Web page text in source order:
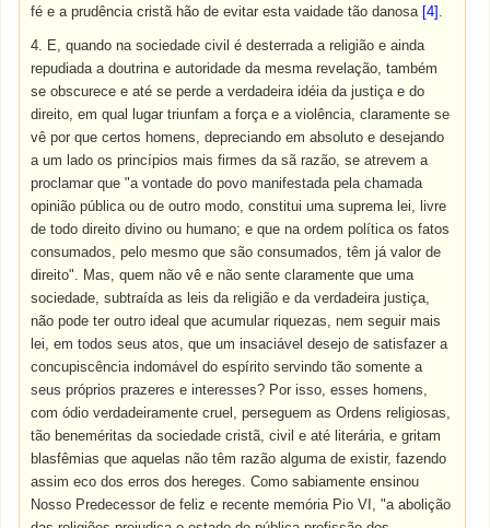
fé e a prudência cristã hão de evitar esta vaidade tão danosa [4] .
4. E, quando na sociedade civil é desterrada a religião e ainda
repudiada a doutrina e autoridade da mesma revelação, também
se obscurece e até se perde a verdadeira idéia da justiça e do
direito, em qual lugar triunfam a força e a violência, claramente se
vê por que certos homens, depreciando em absoluto e desejando
a um lado os princípios mais firmes da sã razão, se atrevem a
proclamar que "a vontade do povo manifestada pela chamada
opinião pública ou de outro modo, constitui uma suprema lei, livre
de todo direito divino ou humano; e que na ordem política os fatos
consumados, pelo mesmo que são consumados, têm já valor de
direito". Mas, quem não vê e não sente claramente que uma
sociedade, subtraída as leis da religião e da verdadeira justiça,
não pode ter outro ideal que acumular riquezas, nem seguir mais
lei, em todos seus atos, que um insaciável desejo de satisfazer a
concupiscência indomável do espírito servindo tão somente a
seus próprios prazeres e interesses? Por isso, esses homens,
com ódio verdadeiramente cruel, perseguem as Ordens religiosas,
tão beneméritas da sociedade cristã, civil e até literária, e gritam
blasfêmias que aquelas não têm razão alguma de existir, fazendo
assim eco dos erros dos hereges. Como sabiamente ensinou
Nosso Predecessor de feliz e recente memória Pio VI, "a abolição